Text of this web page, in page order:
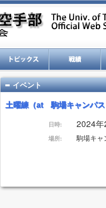
イベント
土曜練（at 駒場キャンパス
日時: 2024
場所: 駒場キャ